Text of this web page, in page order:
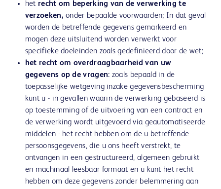
het recht om beperking van de verwerking te
verzoeken, onder bepaalde voorwaarden; In dat geval
worden de betreffende gegevens gemarkeerd en
mogen deze uitsluitend worden verwerkt voor
specifieke doeleinden zoals gedefinieerd door de wet;
het recht om overdraagbaarheid van uw
gegevens op de vragen: zoals bepaald in de
toepasselijke wetgeving inzake gegevensbescherming
kunt u - in gevallen waarin de verwerking gebaseerd is
op toestemming of de uitvoering van een contract en
de verwerking wordt uitgevoerd via geautomatiseerde
middelen - het recht hebben om de u betreffende
persoonsgegevens, die u ons heeft verstrekt, te
ontvangen in een gestructureerd, algemeen gebruikt
en machinaal leesbaar formaat en u kunt het recht
hebben om deze gegevens zonder belemmering aan